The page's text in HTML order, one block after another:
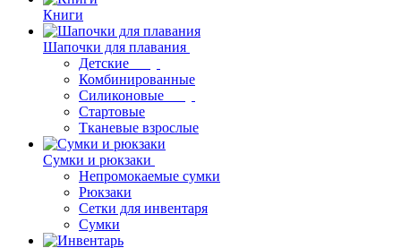
Книги
Шапочки для плавания
Детские
Комбинированные
Силиконовые
Стартовые
Тканевые взрослые
Сумки и рюкзаки
Непромокаемые сумки
Рюкзаки
Сетки для инвентаря
Сумки